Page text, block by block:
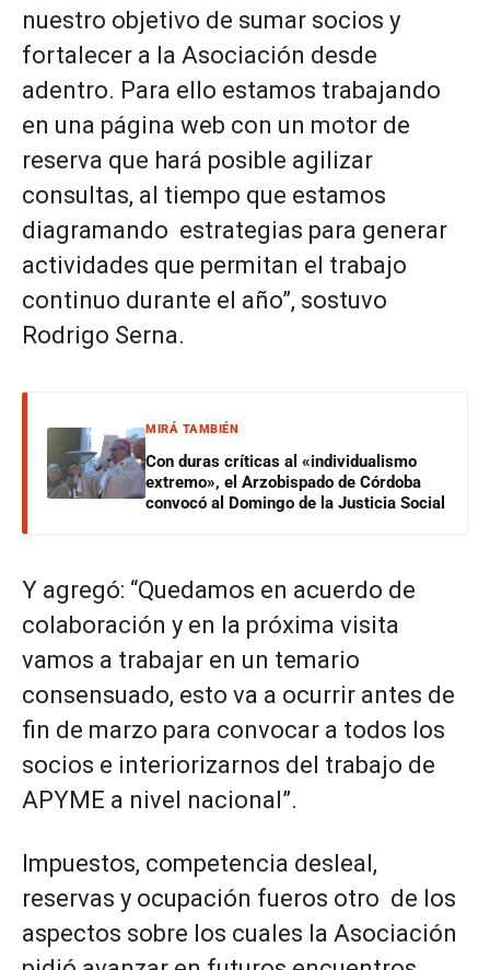
nuestro objetivo de sumar socios y
fortalecer a la Asociación desde
adentro. Para ello estamos trabajando
en una página web con un motor de
reserva que hará posible agilizar
consultas, al tiempo que estamos
diagramando estrategias para generar
actividades que permitan el trabajo
continuo durante el año”, sostuvo
Rodrigo Serna.
MIRÁ TAMBIÉN
Con duras críticas al «individualismo
extremo», el Arzobispado de Córdoba
convocó al Domingo de la Justicia Social
Y agregó: “Quedamos en acuerdo de
colaboración y en la próxima visita
vamos a trabajar en un temario
consensuado, esto va a ocurrir antes de
fin de marzo para convocar a todos los
socios e interiorizarnos del trabajo de
APYME a nivel nacional”.
Impuestos, competencia desleal,
reservas y ocupación fueros otro de los
aspectos sobre los cuales la Asociación